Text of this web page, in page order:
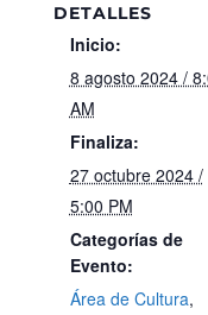
DETALLES
Inicio:
8 agosto 2024 /
AM
Finaliza:
27 octubre 2024 /
5:00 PM
Categorías de
Evento:
Área de Cultura,